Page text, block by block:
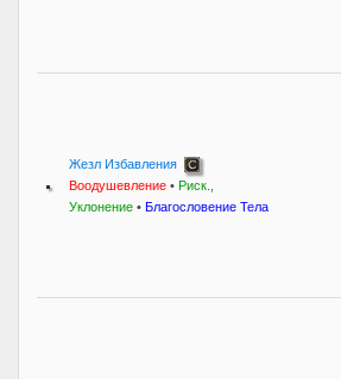
Жезл Избавления
Воодушевление • Риск.,
Уклонение • Благословение Тела